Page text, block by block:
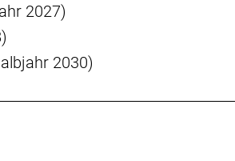
2027)
2030)